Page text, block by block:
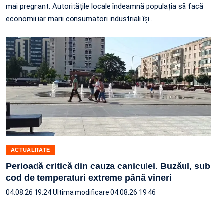
mai pregnant. Autoritățile locale îndeamnă populația să facă
economii iar marii consumatori industriali își…
ACTUALITATE
Perioadă critică din cauza caniculei. Buzăul, sub
cod de temperaturi extreme până vineri
04.08.26 19:24Ultima modificare 04.08.26 19:46